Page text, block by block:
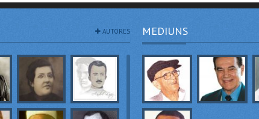
AUTORES MEDIUNS